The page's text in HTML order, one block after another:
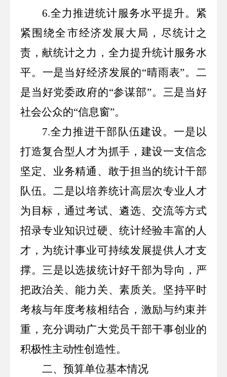
6.全力推进统计服务水平提升。紧
紧围绕全市经济发展大局，尽统计之
责，献统计之力，全力提升统计服务水
平。一是当好经济发展的“晴雨表”。二
是当好党委政府的“参谋部”。三是当好
社会公众的“信息窗”。
7.全力推进干部队伍建设。一是以
打造复合型人才为抓手，建设一支信念
坚定、业务精通、敢于担当的统计干部
队伍。二是以培养统计高层次专业人才
为目标，通过考试、遴选、交流等方式
招录专业知识过硬、统计经验丰富的人
才，为统计事业可持续发展提供人才支
撑。三是以选拔统计好干部为导向，严
把政治关、能力关、素质关。坚持平时
考核与年度考核相结合，激励与约束并
重，充分调动广大党员干部干事创业的
积极性主动性创造性。
二、预算单位基本情况